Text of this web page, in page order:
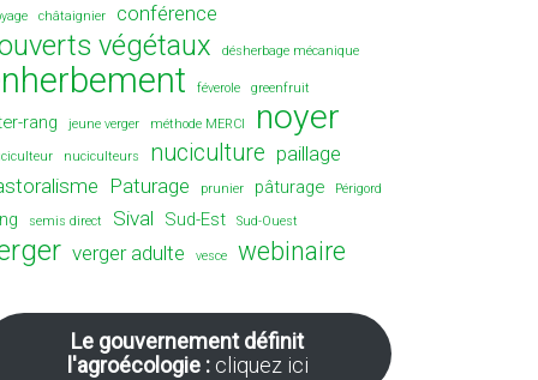
châtaignier conférence
végétaux désherbage mécanique
féverole greenfruit
rang jeune verger méthode MERCI noyer
nuciculteurs nuciculture paillage
Paturage prunier pâturage Périgord
semis direct Sival Sud-Est Sud-Ouest
verger adulte vesce webinaire
Le gouvernement définit
l'agroécologie : cliquez ici